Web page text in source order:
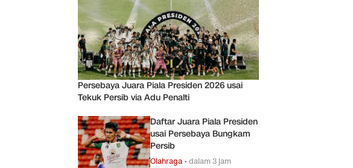
Persebaya Juara Piala Presiden 2026 usai
Tekuk Persib via Adu Penalti
Daftar Juara Piala Presiden
usai Persebaya Bungkam
Persib
Olahraga •dalam 3 jam